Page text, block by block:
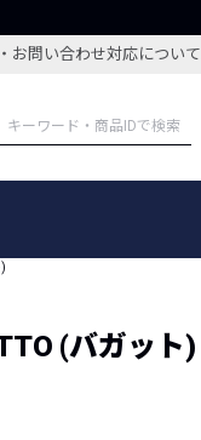
お問い合わせ対応について
コーディネート
(バガット)